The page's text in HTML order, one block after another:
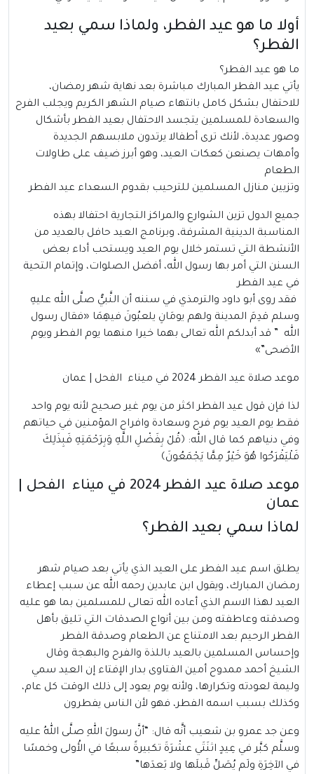
أولا ما هو عيد الفطر، ولماذا سمي بعيد
الفطر؟
ما هو عيد الفطر؟
يأتي عيد الفطرالمبارك مباشرة بعد نهاية شهر رمضان،
للاحتفال بشكل كامل بانتهاء صيام الشهر الكريم ويجلب الفرح
والسعادة للمسلمين يتجسد الاحتفال بعيد الفطر بأشكال
وصور عديدة، لأنك ترى أطفالا يرتدون ملابسهم الجديدة
وأمهات يصنعن كعكات العيد، وهو أبرز ضيف على طاولات
الطعام
وتزيين منازل المسلمين للترحيب بقدوم السعداء عيد الفطر
جميع الدول تزين الشوارع والمراكز التجارية احتفالا بهذه
المناسبة الدينية المشرفة، وبرنامج العيد حافل بالعديد من
الأنشطة التي تستمر خلال يوم العيد ويستحب أداء بعض
السنن التي أمر بها رسول الله، أفضل الصلوات، وإتمام التحية
في عيد الفطر
فقد روى أبو داود والترمذي في سننه أن النَّبيُّ صلَّى الله عليهِ
وسلم قدِمَ المدينة ولهم يومَانِ يلعبُونَ فيهِمَا «فقال رسول
الله ” قد أبدلكم الله تعالى بهما خيرا منهما يوم الفطر ويوم
الأضحى”»
موعد صلاة عيد الفطر 2024 في ميناء الفحل | عمان
لذا فإن قول عيد الفطر اكثر من يوم غير صحيح لأنه يوم واحد
فقط يوم العيد يوم فرح وسعادة وافراح المؤمنين في حياتهم
وفي دنياهم كما قال الله: ﴿قُلْ بِفَضْلِ اللَّهِ وَبِرَحْمَتِهِ فَبِذَلِكَ
فَلْيَفْرَحُوا هُوَ خَيْرٌ مِمَّا يَجْمَعُونَ﴾
موعد صلاة عيد الفطر 2024 في ميناء الفحل |
عمان
لماذا سمي بعيد الفطر؟
يطلق اسم عيد الفطر على العيد الذي يأتي بعد صيام شهر
رمضان المبارك، ويقول ابن عابدين رحمه الله عن سبب إعطاء
العيد لهذا الاسم الذي أعاده الله تعالى للمسلمين بما هو عليه
وصدقته وعاطفته ومن بين أنواع الصدقات التي تليق بأهل
الفطر الرحيم بعد الامتناع عن الطعام وصدقة الفطر
وإحساس المسلمين بالعيد باللذة والفرح والبهجة وقال
الشيخ أحمد ممدوح أمين الفتاوى بدار الإفتاء إن العيد سمي
وليمة لعودته وتكرارها، ولأنه يوم يعود إلى ذلك الوقت كل عام،
وكذلك بسبب اسمه الفطر، فهو لأن الناس يفطرون
وعن جد عمرو بن شعيب أنَّه قال: “أنَّ رسولَ اللهِ صلَّى اللهُ عليه
وسلَّم كبَّر في عِيدٍ اثنَتَي عشْرَةَ تكبيرةً سبعًا في الأُولى وخمسًا
في الآخِرَةِ ولَم يُصَلِّ قَبلَها ولا بَعدَها”